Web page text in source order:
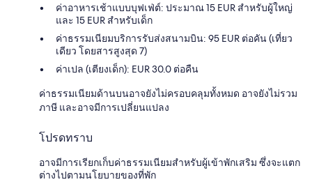
ค่าอาหารเช้าแบบบุฟเฟ่ต์: ประมาณ 15 EUR สำหรับผู้ใหญ่
และ 15 EUR สำหรับเด็ก
ค่าธรรมเนียมบริการรับส่งสนามบิน: 95 EUR ต่อคัน (เที่ยว
เดียว โดยสารสูงสุด 7)
ค่าเปล (เตียงเด็ก): EUR 30.0 ต่อคืน
ค่าธรรมเนียมด้านบนอาจยังไม่ครอบคลุมทั้งหมด อาจยังไม่รวม
ภาษี และอาจมีการเปลี่ยนแปลง
โปรดทราบ
อาจมีการเรียกเก็บค่าธรรมเนียมสำหรับผู้เข้าพักเสริม ซึ่งจะแตก
ต่างไปตามนโยบายของที่พัก